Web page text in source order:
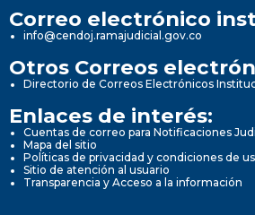
Correo electrónico
info@cendoj.ramajudicial.gov.co
Otros Correos
Directorio de Correos Electrónicos
Enlaces de interés:
Cuentas de correo para Notificaciones
Mapa del sitio
Políticas de privacidad y condiciones de
Sitio de atención al usuario
Transparencia y Acceso a la información